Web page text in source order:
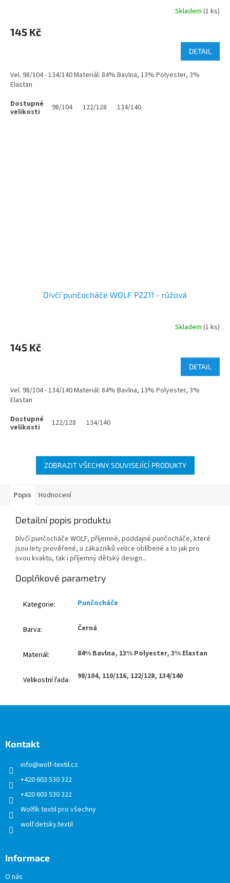
Skladem (1 ks)
145 Kč
DETAIL
Vel. 98/104 - 134/140 Materiál: 84% Bavlna, 13% Polyester, 3%
Elastan
98/104 122/128 134/140
Dívčí punčocháče WOLF P2211 - růžová
Skladem (1 ks)
145 Kč
DETAIL
Vel. 98/104 - 134/140 Materiál: 84% Bavlna, 13% Polyester, 3%
Elastan
122/128 134/140
ZOBRAZIT VŠECHNY SOUVISEJÍCÍ PRODUKTY
Popis Hodnocení
Detailní popis produktu
Dívčí punčocháče WOLF, příjemné, poddajné punčocháče, které
jsou lety prověřené, u zákazníků velice oblíbené a to jak pro
svou kvalitu, tak i příjemný dětský design...
Doplňkové parametry
Kategorie: Punčocháče
Barva: Černá
Materiál: 84% Bavlna, 13% Polyester, 3% Elastan
Velikostní řada: 98/104, 110/116, 122/128, 134/140
Kontakt
info@wolf-textil.cz
+420 603 530 322
+420 603 530 322
Wolfík textil pro všechny
wolf.detsky.textil
Informace
O nás